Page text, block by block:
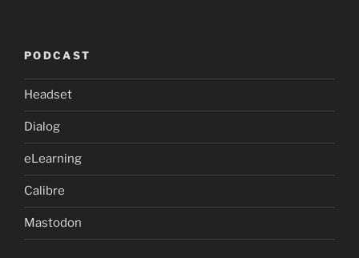
PODCAST
Headset
Dialog
eLearning
Calibre
Mastodon